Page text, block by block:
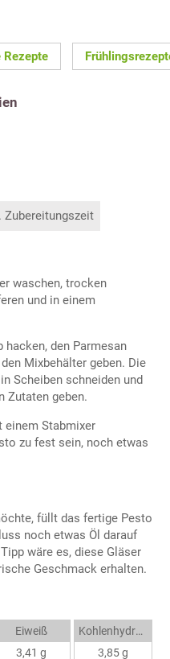
Rezepte
Zubereitungszeit
waschen, trocken
und in einem
hacken, den Parmesan
Mixbehälter geben. Die
Scheiben schneiden und
Zutaten geben.
einem Stabmixer
zu fest sein, noch etwas
füllt das fertige Pesto
noch etwas Öl darauf
wäre es, diese Gläser
Geschmack erhalten.
Eiweiß
3,41 g
Kohlenhydrate
3,85 g